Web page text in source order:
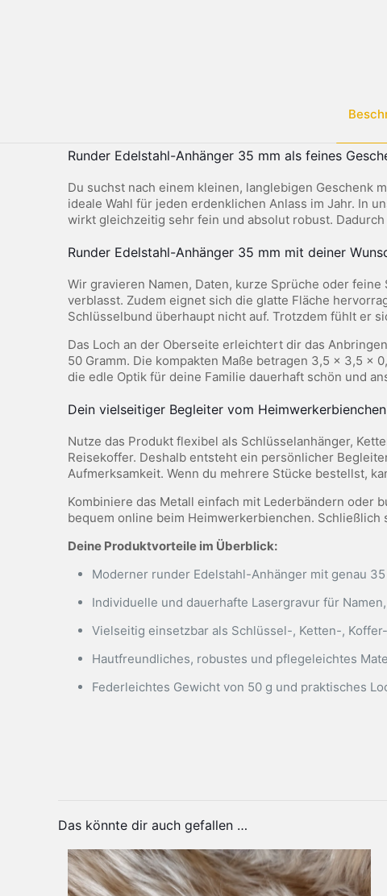
Runder Edelstahl-Anhänger 35 mm als feines
Du suchst nach einem kleinen, langlebigen Geschenk
ideale Wahl für jeden erdenklichen Anlass im Jahr. In
wirkt gleichzeitig sehr fein und absolut robust.
Runder Edelstahl-Anhänger 35 mm mit deiner
Wir gravieren Namen, Daten, kurze Sprüche oder
verblasst. Zudem eignet sich die glatte Fläche
Schlüsselbund überhaupt nicht auf. Trotzdem fühlt er
Das Loch an der Oberseite erleichtert dir das
50 Gramm. Die kompakten Maße betragen 3,5 x 3,5 x
die edle Optik für deine Familie dauerhaft schön und
Dein vielseitiger Begleiter vom Heimwerkerbienchen
Nutze das Produkt flexibel als Schlüsselanhänger,
Reisekoffer. Deshalb entsteht ein persönlicher
Aufmerksamkeit. Wenn du mehrere Stücke bestellst,
Kombiniere das Metall einfach mit Lederbändern oder
bequem online beim Heimwerkerbienchen.
Deine Produktvorteile im Überblick:
Moderner runder Edelstahl-Anhänger mit genau
Individuelle und dauerhafte Lasergravur für
Vielseitig einsetzbar als Schlüssel-, Ketten-,
Hautfreundliches, robustes und pflegeleichtes
Federleichtes Gewicht von 50 g und praktisches
Das könnte dir auch gefallen …